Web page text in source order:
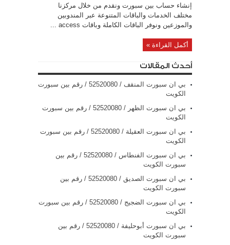
إنشاء حساب بين سبورت ونقدم من خلال مركزنا
مختلف الخدمات والباقات المتنوعة عبر المندوبين
والموزعين ونوفر الباقات الكاملة وباقات access ...
أكمل القراءة »
أحدث المقالات
بي ان سبورت المنقف / 52520080 / رقم بين سبورت
الكويت
بي ان سبورت الظهر / 52520080 / رقم بين سبورت
الكويت
بي ان سبورت العقيلة / 52520080 / رقم بين سبورت
الكويت
بي ان سبورت الفنطاس / 52520080 / رقم بين
سبورت الكويت
بي ان سبورت الصديق / 52520080 / رقم بين
سبورت الكويت
بي ان سبورت الضجيج / 52520080 / رقم بين سبورت
الكويت
بي ان سبورت أبوحليفة / 52520080 / رقم بين
سبورت الكويت